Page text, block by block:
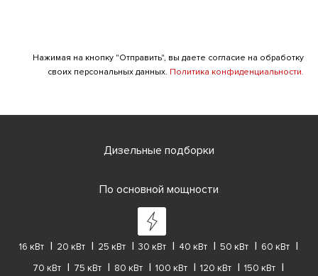
Нажимая на кнопку "Отправить", вы даете согласие на обработку
своих персональных данных. Политика конфиденциальности.
Дизельные подборки
По основной мощности
16 кВт 20 кВт 25 кВт 30 кВт 40 кВт 50 кВт
60 кВт
70 кВт
75 кВт 80 кВт 100 кВт 120 кВт
150 кВт